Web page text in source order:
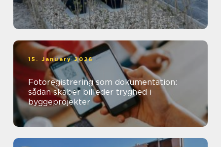
15. January 2026
Fotoregistrering som dokumentation:
sådan skaber billeder tryghed i
byggeprojekter